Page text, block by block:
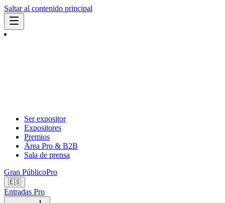
Saltar al contenido principal
Ser expositor
Expositores
Premios
Área Pro & B2B
Sala de prensa
Gran PúblicoPro
🇪🇸
Entradas Pro